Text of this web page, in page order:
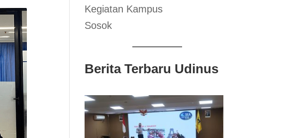
Kegiatan Kampus
Sosok
Berita Terbaru Udinus